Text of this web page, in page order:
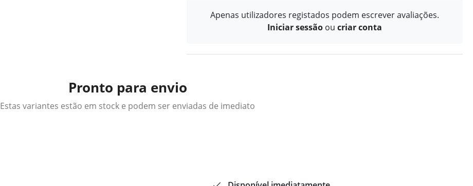
Apenas utilizadores registados podem escrever avaliações.
Iniciar sessão ou criar conta
Pronto para envio
Estas variantes estão em stock e podem ser enviadas de imediato